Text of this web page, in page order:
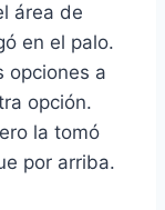
área de
en el palo.
opciones a
opción.
la tomó
por arriba.